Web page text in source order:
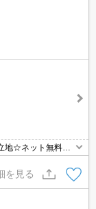
地☆ネット無料な
載や空き予定など
い合わせください
を見る